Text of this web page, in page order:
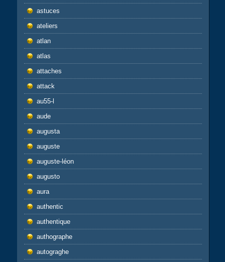
astuces
ateliers
atlan
atlas
attaches
attack
au55-l
aude
augusta
auguste
auguste-léon
augusto
aura
authentic
authentique
authographe
autograghe